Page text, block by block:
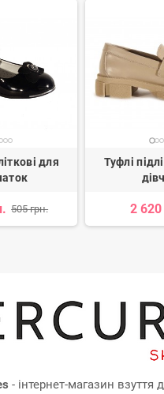
для
505 грн.
Туфлі
2 620
- інтернет-магазин взуття